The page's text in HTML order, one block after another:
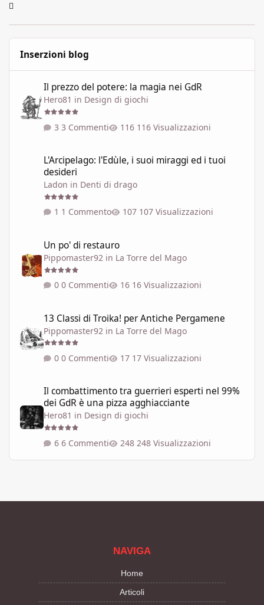
Inserzioni blog
Il prezzo del potere: la magia nei GdR
Hero81 in Design di giochi
3 Commenti 116 Visualizzazioni
L'Arcipelago: l'Edùle, i suoi miraggi ed i tuoi
desideri
Ladon in Denti di drago
1 Commento 107 Visualizzazioni
Un po' di restauro
Pippomaster92 in La Torre del Mago
0 Commenti 16 Visualizzazioni
13 Classi di Troika! per Antiche Pergamene
Pippomaster92 in La Torre del Mago
0 Commenti 17 Visualizzazioni
Il combattimento tra guerrieri esperti nel 99%
dei GdR è una pizza agghiacciante
Hero81 in Design di giochi
6 Commenti 248 Visualizzazioni
NAVIGA
Home
Articoli